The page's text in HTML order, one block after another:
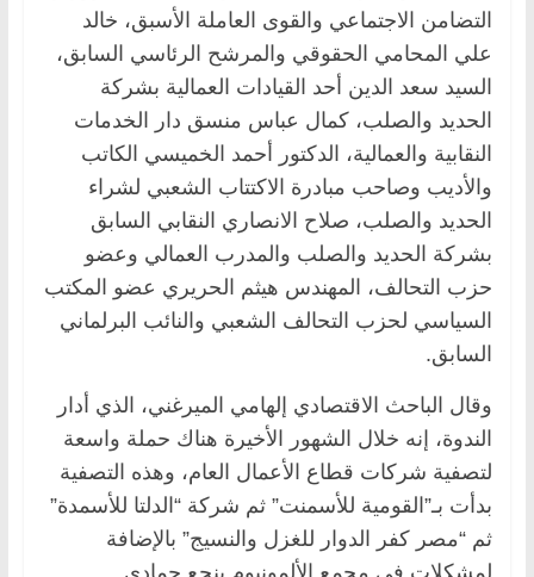
التضامن الاجتماعي والقوى العاملة الأسبق، خالد
علي المحامي الحقوقي والمرشح الرئاسي السابق،
السيد سعد الدين أحد القيادات العمالية بشركة
الحديد والصلب، كمال عباس منسق دار الخدمات
النقابية والعمالية، الدكتور أحمد الخميسي الكاتب
والأديب وصاحب مبادرة الاكتتاب الشعبي لشراء
الحديد والصلب، صلاح الانصاري النقابي السابق
بشركة الحديد والصلب والمدرب العمالي وعضو
حزب التحالف، المهندس هيثم الحريري عضو المكتب
السياسي لحزب التحالف الشعبي والنائب البرلماني
السابق.
وقال الباحث الاقتصادي إلهامي الميرغني، الذي أدار
الندوة، إنه خلال الشهور الأخيرة هناك حملة واسعة
لتصفية شركات قطاع الأعمال العام، وهذه التصفية
بدأت بـ”القومية للأسمنت” ثم شركة “الدلتا للأسمدة”
ثم “مصر كفر الدوار للغزل والنسيج” بالإضافة
لمشكلات في مجمع الألمونيوم بنجع حمادي.